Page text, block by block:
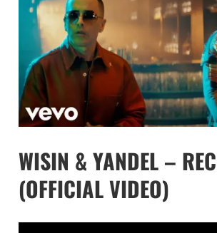
WISIN & YANDEL –
(OFFICIAL VIDEO)